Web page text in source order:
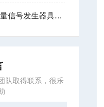
是德射频矢量信号发生器具备灵活的波形生成能力
队取得联系，很乐